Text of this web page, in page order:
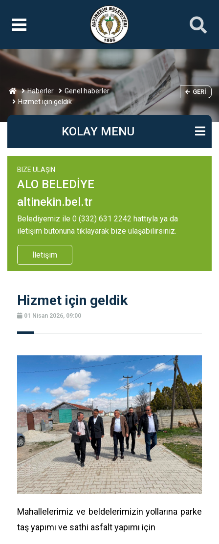
Haberler
Genel haberler
Hizmet için geldik
GERI
KOLAY MENU
BIZE ULAŞIN
ALO BELEDİYE
altinekin.bel.tr
Belediyemiz ile 0 (332) 631 2242 hattıyla ya da
iletişim butonuna tıklayarak bize ulaşabilirsiniz.
İletişim
Hizmet için geldik
01 Nisan 2026, 09:00
Mahallelerimiz ve beldelerimizin yollarına parke
taş yapımı ve sathi asfalt yapımı için